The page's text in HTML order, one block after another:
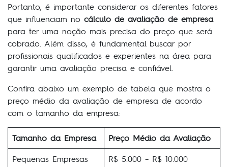
Portanto, é importante considerar os diferentes fatores
que influenciam no cálculo de avaliação de empresa
para ter uma noção mais precisa do preço que será
cobrado. Além disso, é fundamental buscar por
profissionais qualificados e experientes na área para
garantir uma avaliação precisa e confiável.
Confira abaixo um exemplo de tabela que mostra o
preço médio da avaliação de empresa de acordo
com o tamanho da empresa:
Tamanho da Empresa
Preço Médio da Avaliação
Pequenas Empresas
R$ 5.000 – R$ 10.000